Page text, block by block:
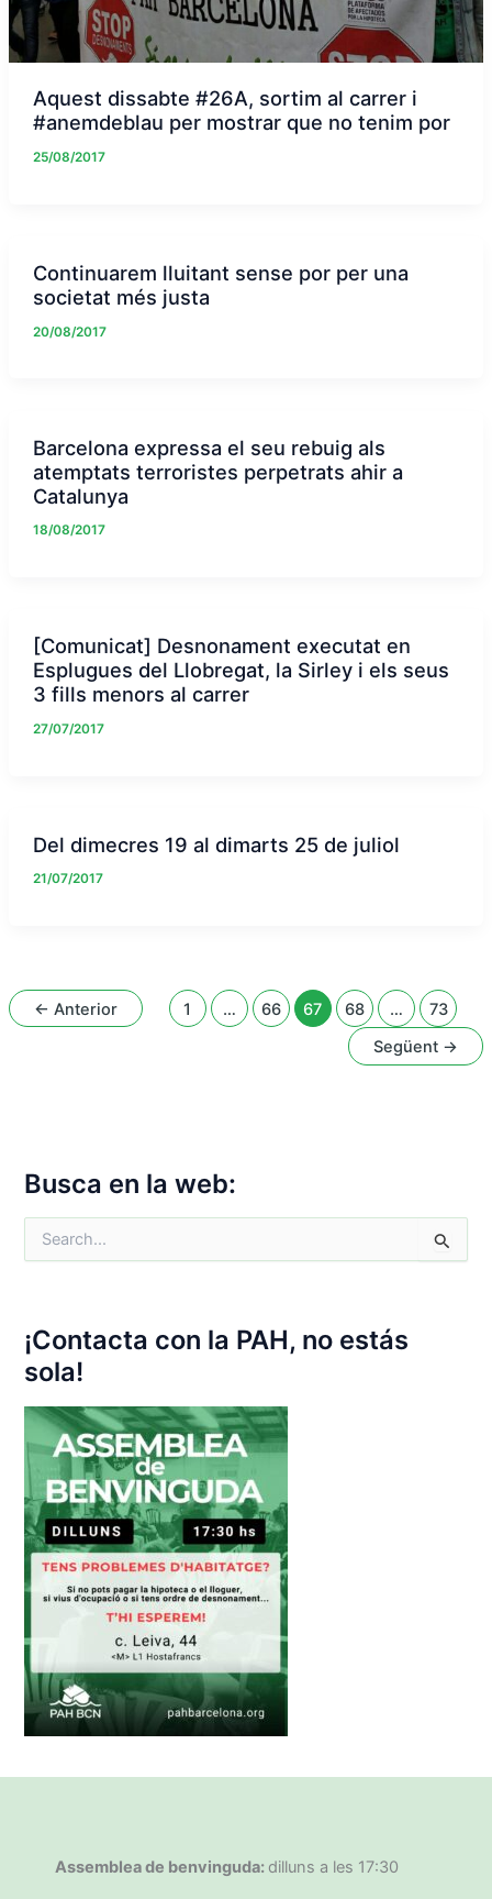
Aquest dissabte #26A, sortim al carrer i
#anemdeblau per mostrar que no tenim por
25/08/2017
Continuarem lluitant sense por per una
societat més justa
20/08/2017
Barcelona expressa el seu rebuig als
atemptats terroristes perpetrats ahir a
Catalunya
18/08/2017
[Comunicat] Desnonament executat en
Esplugues del Llobregat, la Sirley i els seus
3 fills menors al carrer
27/07/2017
Del dimecres 19 al dimarts 25 de juliol
21/07/2017
← Anterior 1 … 66 67 68 …
73
Següent →
Busca en la web:
:¡Contacta con la PAH, no estás
sola!
Assemblea de benvinguda: dilluns a les 17:30